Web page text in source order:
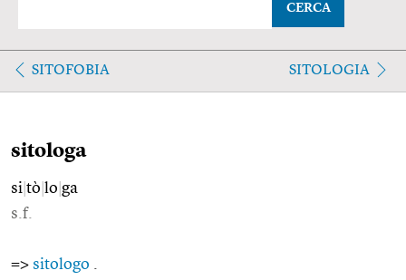
CERCA
SITOFOBIA SITOLOGIA
sitologa
si tò lo ga
s.f.
=> sitologo